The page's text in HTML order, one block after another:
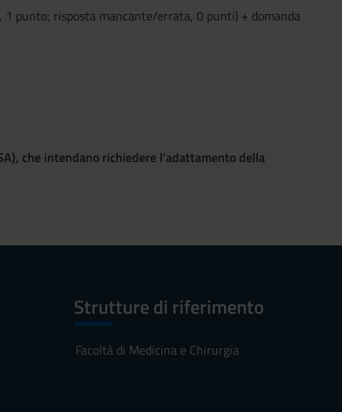
punto; risposta mancante/errata, 0 punti) + domanda
che intendano richiedere l'adattamento della
Strutture di riferimento
Facoltà di Medicina e Chirurgia